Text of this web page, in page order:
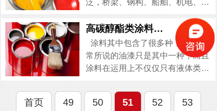
泛，桥梁、钢构、船舶、机电、钢
广受好评的，但是在水性工业漆本
身在生产过程会遇到很多的问题。
其中泡沫是最常见也是最严重...
高碳醇酯类涂料消泡剂需要注意的点 2022-11-7
涂料其中包含了很多种，我们通
常所说的油漆只是其中一种，而且
涂料在运用上不仅仅只有液体类涂
涂料在我们的日常生活中是比较常
见的，出现在一些建筑、工厂、工
首页 49 50 51 52 53